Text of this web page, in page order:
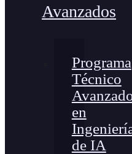
Avanzados
Programa
Técnico
en
de IA